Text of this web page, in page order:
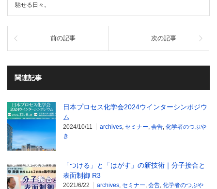
馳せる日々。
前の記事 次の記事
関連記事
日本プロセス化学会2024ウインターシンポジウ
ム
2024/10/11 archives セミナー 会告 化学者のつぶや
き
「つける」と「はがす」の新技術｜分子接合と
表面制御 R3
2021/6/22 archives セミナー 会告 化学者のつぶや